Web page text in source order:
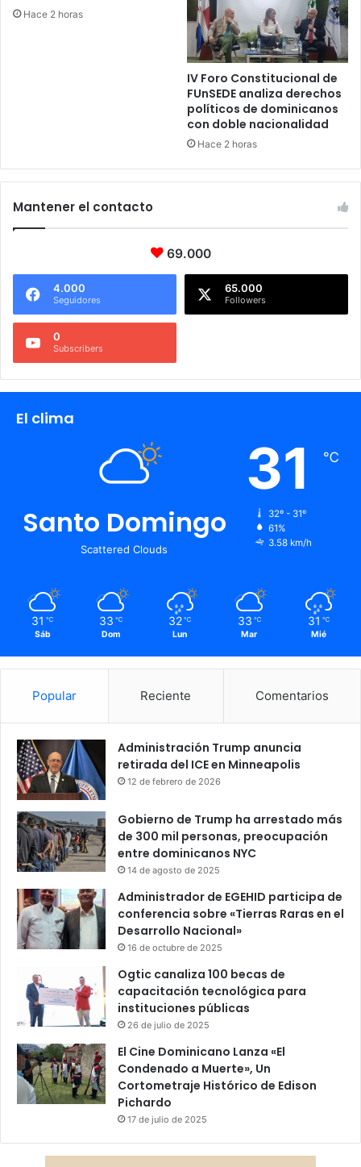
Hace 2 horas
IV Foro Constitucional de
FUnSEDE analiza derechos
políticos de dominicanos
con doble nacionalidad
Hace 2 horas
Mantener el contacto
69.000
4.000
Seguidores
65.000
Followers
0
Subscribers
El clima
Santo Domingo
Scattered Clouds
31 ℃
32º - 31º
61%
3.58 km/h
31 ℃
Sáb
33 ℃
Dom
32 ℃
Lun
33 ℃
Mar
31 ℃
Mié
Popular Reciente Comentarios
Administración Trump anuncia
retirada del ICE en Minneapolis
12 de febrero de 2026
Gobierno de Trump ha arrestado más
de 300 mil personas, preocupación
entre dominicanos NYC
14 de agosto de 2025
Administrador de EGEHID participa de
conferencia sobre «Tierras Raras en el
Desarrollo Nacional»
16 de octubre de 2025
Ogtic canaliza 100 becas de
capacitación tecnológica para
instituciones públicas
26 de julio de 2025
El Cine Dominicano Lanza «El
Condenado a Muerte», Un
Cortometraje Histórico de Edison
Pichardo
17 de julio de 2025